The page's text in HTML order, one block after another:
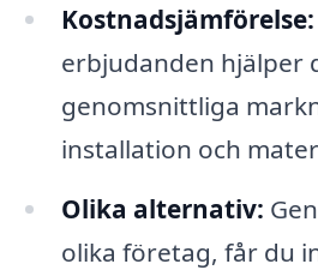
Kostnadsjämförelse:
erbjudanden hjälper
genomsnittliga
installation och
Olika alternativ:
olika företag, får du